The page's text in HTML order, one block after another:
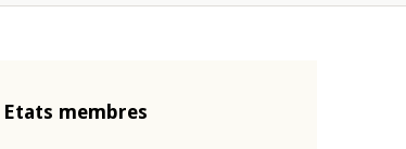
Etats membres